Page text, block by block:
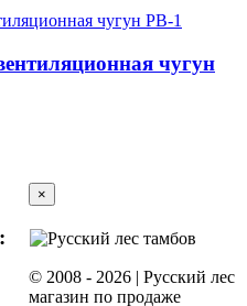
чугун
Close
product
quick
view
×
© 2008 - 2026 | Русский лес
магазин по продаже